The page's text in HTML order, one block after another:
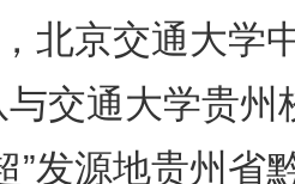
京交通大学
交通大学贵州
”发源地贵州省